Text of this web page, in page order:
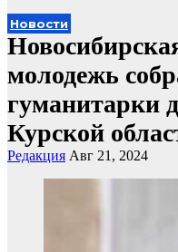
Новости
молодежь
гуманитарки
Курской
Редакция Авг 21, 2024